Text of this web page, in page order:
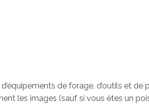
de forage, d’outils et de
les images (sauf si vous êtes un